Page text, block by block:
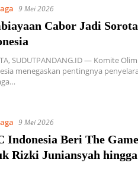
9 Mei 2026
Cabor Jadi
SUDUTPANDANG.ID — Komite
menegaskan pentingnya
9 Mei 2026
Indonesia Beri The
Rizki Juniansyah